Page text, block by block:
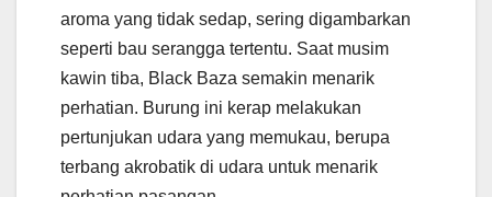
aroma yang tidak sedap, sering digambarkan
seperti bau serangga tertentu. Saat musim
kawin tiba, Black Baza semakin menarik
perhatian. Burung ini kerap melakukan
pertunjukan udara yang memukau, berupa
terbang akrobatik di udara untuk menarik